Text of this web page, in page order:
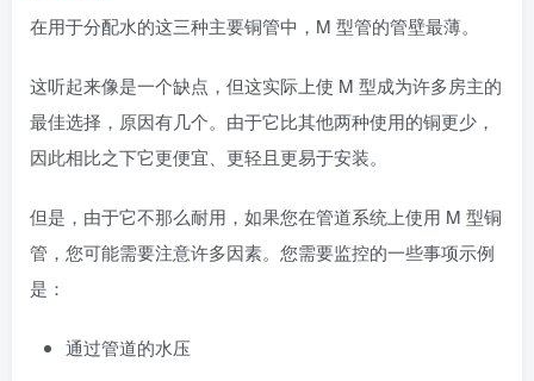
在用于分配水的这三种主要铜管中，M 型管的管壁最薄。
这听起来像是一个缺点，但这实际上使 M 型成为许多房主的
最佳选择，原因有几个。由于它比其他两种使用的铜更少，
因此相比之下它更便宜、更轻且更易于安装。
但是，由于它不那么耐用，如果您在管道系统上使用 M 型铜
管，您可能需要注意许多因素。您需要监控的一些事项示例
是：
通过管道的水压